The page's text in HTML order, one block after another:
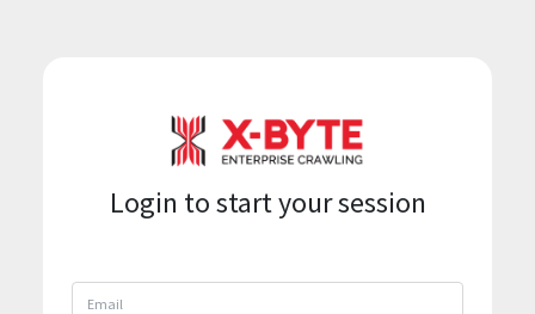
Login to start your session